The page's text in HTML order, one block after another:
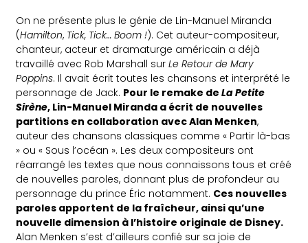
On ne présente plus le génie de Lin-Manuel Miranda
(Hamilton, Tick, Tick… Boom !). Cet auteur-compositeur,
chanteur, acteur et dramaturge américain a déjà
travaillé avec Rob Marshall surLe Retour de Mary
Poppins. Il avait écrit toutes les chansons et interprété le
personnage de Jack. Pour le remake deLa Petite
Sirène, Lin-Manuel Miranda a écrit de nouvelles
partitions en collaboration avec Alan Menken,
auteur des chansons classiques comme « Partir là-bas
» ou « Sous l’océan ». Les deux compositeurs ont
réarrangé les textes que nous connaissons tous et créé
de nouvelles paroles, donnant plus de profondeur au
personnage du prince Éric notamment. Ces nouvelles
paroles apportent de la fraîcheur, ainsi qu’une
nouvelle dimension à l’histoire originale de Disney.
Alan Menken s’est d’ailleurs confié sur sa joie de